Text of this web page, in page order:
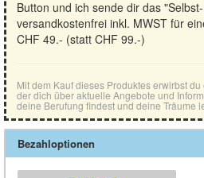
Button und ich sende dir das
versandkostenfrei inkl. MWST für
CHF 49.- (statt CHF 99.-)
Mit dem Kauf dieses Produktes erwirbst
der dich über aktuelle Angebote und
deine Berufung findest und deine Träume
Bezahloptionen